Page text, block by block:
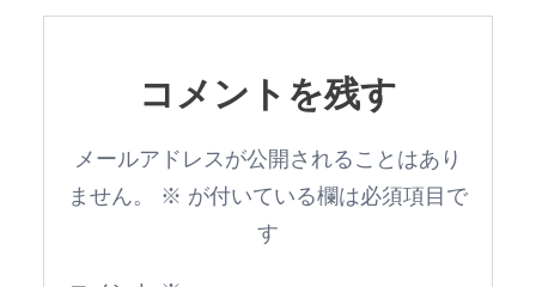
コメントを残す
メールアドレスが公開されることはあり
ません。
※ が付いている欄は必須項目で
す